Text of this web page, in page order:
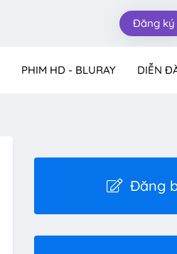
Đăng ký
PHIM HD - BLURAY DIỄN
Đăng